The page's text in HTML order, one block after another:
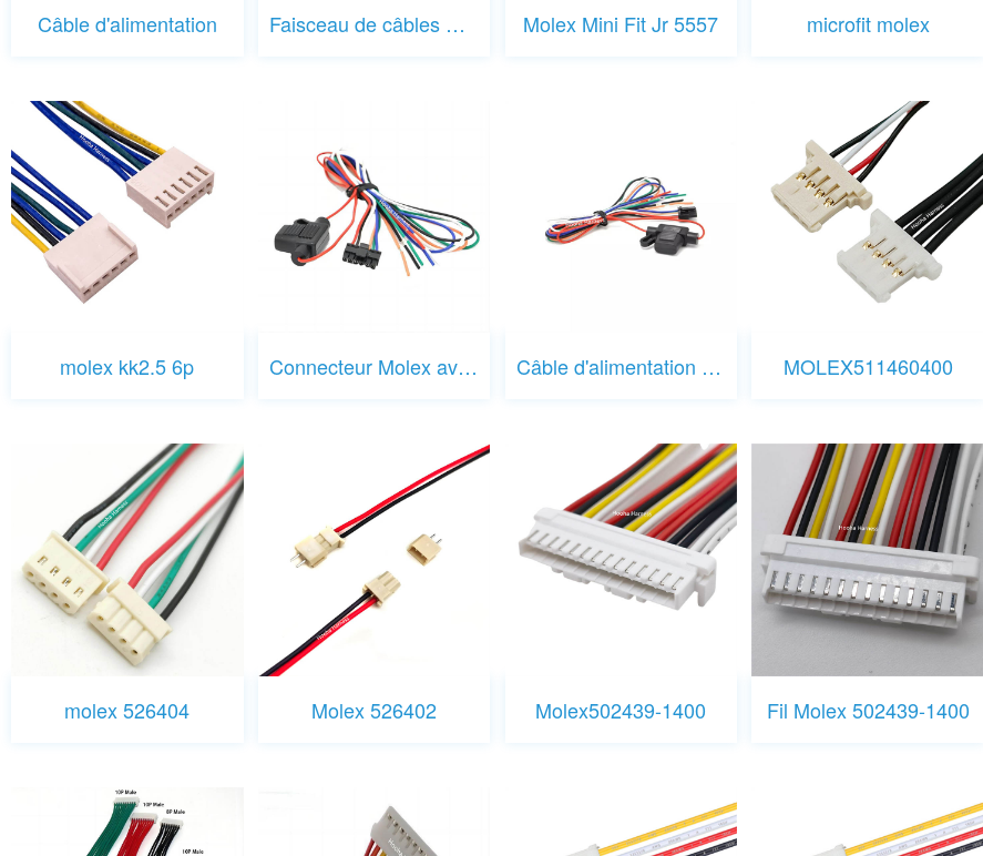
Câble d'alimentation Faisceau de câbles Molex Molex Mini Fit Jr 5557 microfit molex
molex kk2.5 6p Connecteur Molex avec porte-fusible Câble d'alimentation du connecteur Molex pour automobile MOLEX511460400
molex 526404 Molex 526402 Molex502439-1400 Fil Molex 502439-1400